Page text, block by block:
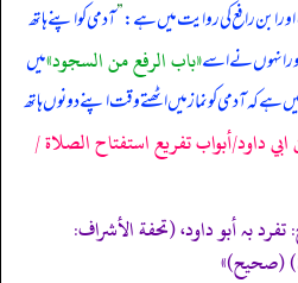
اور ابن رافع کی روایت میں ہے:”آدمی کو اپنے ہاتھ
انہوں نے اسے«باب الرفع من السجود»میں
ہے کہ آدمی کو نماز میں اٹھتے وقت اپنے دونوں ہاتھ
داود/أبواب تفريع استفتاح الصلاة /
تفرد بہ أبو داود، (تحفة الأشراف: